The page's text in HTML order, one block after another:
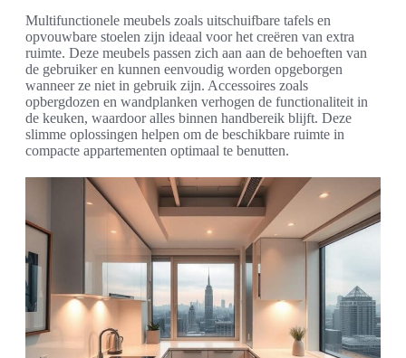
Multifunctionele meubels zoals uitschuifbare tafels en
opvouwbare stoelen zijn ideaal voor het creëren van extra
ruimte. Deze meubels passen zich aan aan de behoeften van
de gebruiker en kunnen eenvoudig worden opgeborgen
wanneer ze niet in gebruik zijn. Accessoires zoals
opbergdozen en wandplanken verhogen de functionaliteit in
de keuken, waardoor alles binnen handbereik blijft. Deze
slimme oplossingen helpen om de beschikbare ruimte in
compacte appartementen optimaal te benutten.